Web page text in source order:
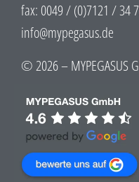
fax: 0049 / (0)7121 / 34
info@mypegasus.de
© 2026 – MYPEGASUS